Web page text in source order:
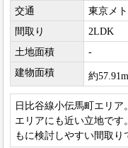
交通
東京メ
間取り
2LDK
土地面積
-
建物面積
約
日比谷線小伝馬町エリ
エリアにも近い立地です
もに検討しやすい間取り